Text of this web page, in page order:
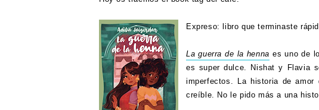
Expreso: libro que terminaste
La guerra de la henna es uno de
es super dulce. Nishat y Flavia
imperfectos. La historia de
creíble. No le pido más a una